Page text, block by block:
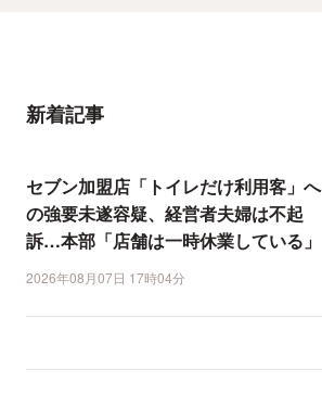
新着記事
セブン加盟店「トイレだけ利用客」へ
の強要未遂容疑、経営者夫婦は不起
訴…本部「店舗は一時休業している」
2026年08月07日 17時04分